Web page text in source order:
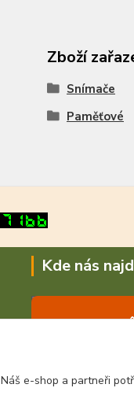
Zboží
Snímače
Paměťové
Kde nás
Náš e-shop a partneři